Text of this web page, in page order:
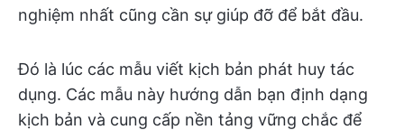
nghiệm nhất cũng cần sự giúp đỡ để bắt đầu.
Đó là lúc các mẫu viết kịch bản phát huy tác
dụng. Các mẫu này hướng dẫn bạn định dạng
kịch bản và cung cấp nền tảng vững chắc để